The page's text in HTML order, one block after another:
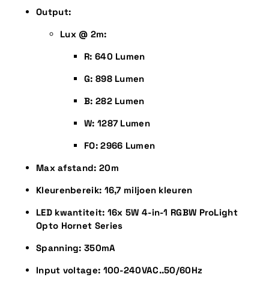
Output:
Lux @ 2m:
R: 640 Lumen
G: 898 Lumen
B: 282 Lumen
W: 1287 Lumen
FO: 2966 Lumen
Max afstand: 20m
Kleurenbereik: 16,7 miljoen kleuren
LED kwantiteit: 16x 5W 4-in-1 RGBW ProLight
Opto Hornet Series
Spanning: 350mA
Input voltage: 100-240VAC..50/60Hz